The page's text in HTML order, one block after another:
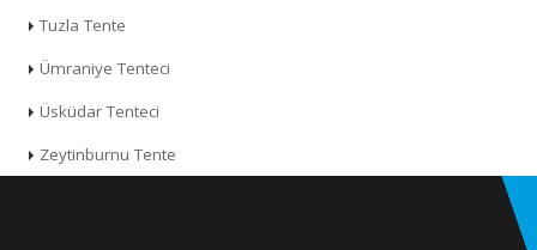
Tuzla Tente
Ümraniye Tenteci
Üsküdar Tenteci
Zeytinburnu Tente